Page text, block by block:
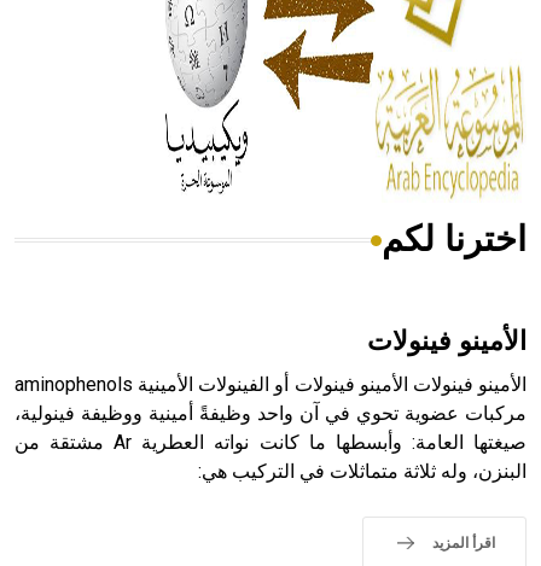
- هل تعلم أن المرجان إفراز حيواني يتكون في البحر ويتركب
من مادة كربونات الكلسيوم، وهو أحمر أو شديد الحمرة وهو
أجود أنواعه، ويمتاز بكبر الحجم ويسمى الش
هل تعلم أن الأبسيد كلمة فرنسية اللفظ تم اعتمادها مصطلحاً
- هل تعلم أن أبجر Abgar اسم معروف جيداً يعود إلى عدد من
الملوك الذين حكموا مدينة إديسا (الرها) من أبجر الأول وحتى
اخترنا لكم
الأمينو فينولات
الأمينو فينولات الأمينو فينولات أو الفينولات الأمينية aminophenols
مركبات عضوية تحوي في آن واحد وظيفةً أمينية ووظيفة فينولية،
صيغتها العامة: وأبسطها ما كانت نواته العطرية Ar مشتقة من
البنزن، وله ثلاثة متماثلات في التركيب هي:
اقرأ المزيد